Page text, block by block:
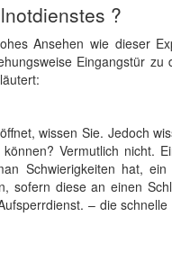
?
Ansehen wie dieser
Eingangstür
wissen Sie. Jedoch
Vermutlich nicht.
Schwierigkeiten hat,
sofern diese an einen
– die